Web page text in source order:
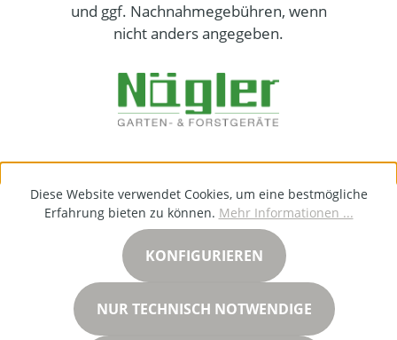
und ggf. Nachnahmegebühren, wenn
nicht anders angegeben.
Diese Website verwendet Cookies, um eine bestmögliche
Erfahrung bieten zu können. Mehr Informationen ...
NUR TECHNISCH NOTWENDIGE
KONFIGURIEREN